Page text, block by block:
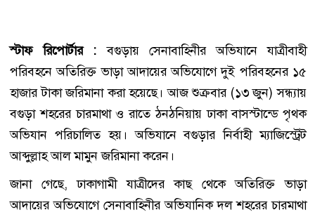
স্টাফ রিপোর্টার : বগুড়ায় সেনাবাহিনীর অভিযানে যাত্রীবাহী
পরিবহনে অতিরিক্ত ভাড়া আদায়ের অভিযোগে দুই পরিবহনের ১৫
হাজার টাকা জরিমানা করা হয়েছে। আজ শুক্রবার (১৩ জুন) সন্ধ্যায়
বগুড়া শহরের চারমাথা ও রাতে ঠনঠনিয়ায় ঢাকা বাসস্টান্ডে পৃথক
অভিযান পরিচালিত হয়। অভিযানে বগুড়ার নির্বাহী ম্যাজিস্ট্রেট
আব্দুল্লাহ আল মামুন জরিমানা করেন।
জানা গেছে, ঢাকাগামী যাত্রীদের কাছ থেকে অতিরিক্ত ভাড়া
আদায়ের অভিযোগে সেনাবাহিনীর অভিযানিক দল শহরের চারমাথা